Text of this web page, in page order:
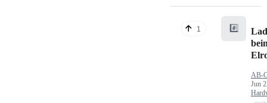
1 #️⃣
AB-
Jun